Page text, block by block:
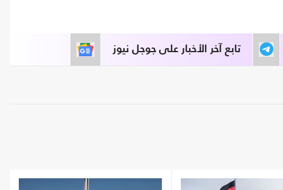
تابع آخر الأخبار على جوجل نيوز